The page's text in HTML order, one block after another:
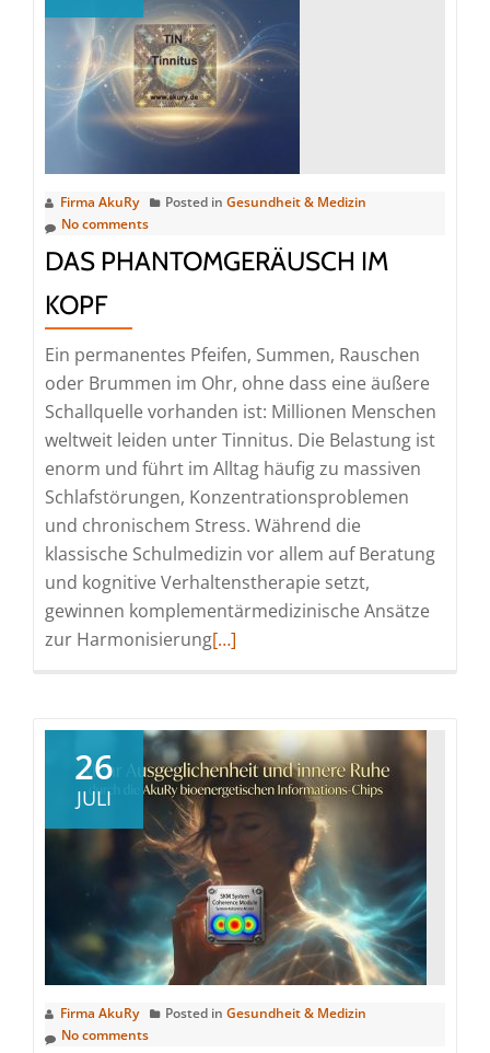
Firma AkuRy Posted in Gesundheit & Medizin
No comments
DAS PHANTOMGERÄUSCH IM
KOPF
Ein permanentes Pfeifen, Summen, Rauschen
oder Brummen im Ohr, ohne dass eine äußere
Schallquelle vorhanden ist: Millionen Menschen
weltweit leiden unter Tinnitus. Die Belastung ist
enorm und führt im Alltag häufig zu massiven
Schlafstörungen, Konzentrationsproblemen
und chronischem Stress. Während die
klassische Schulmedizin vor allem auf Beratung
und kognitive Verhaltenstherapie setzt,
gewinnen komplementärmedizinische Ansätze
zur HarmonisierungRead
Phantomgeräusch
im
Kopf
[…]
26
JULI
Firma AkuRy Posted in Gesundheit & Medizin
No comments